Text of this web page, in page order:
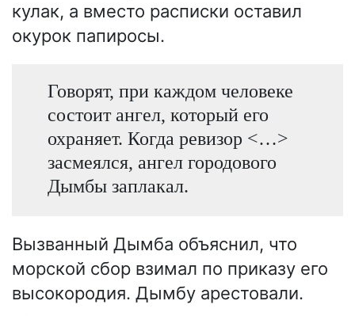
кулак, а вместо расписки оставил
окурок папиросы.
Говорят, при каждом человеке
состоит ангел, который его
охраняет. Когда ревизор <…>
засмеялся, ангел городового
Дымбы заплакал.
Вызванный Дымба объяснил, что
морской сбор взимал по приказу его
высокородия. Дымбу арестовали.